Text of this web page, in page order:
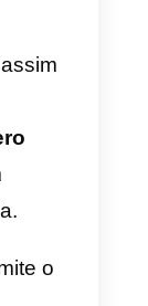
na
será o